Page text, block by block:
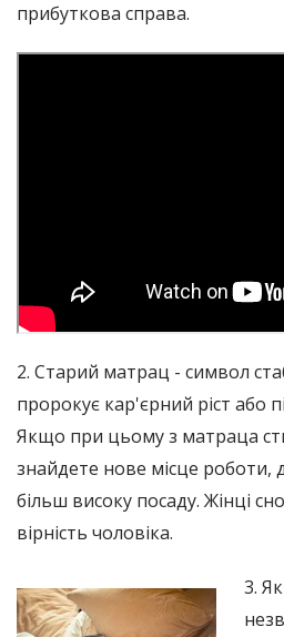
прибуткова справа.
2. Старий матрац - символ
пророкує кар'єрний ріст або
Якщо при цьому з матраца
знайдете нове місце
більш високу посаду. Жінці
вірність чоловіка.
3.